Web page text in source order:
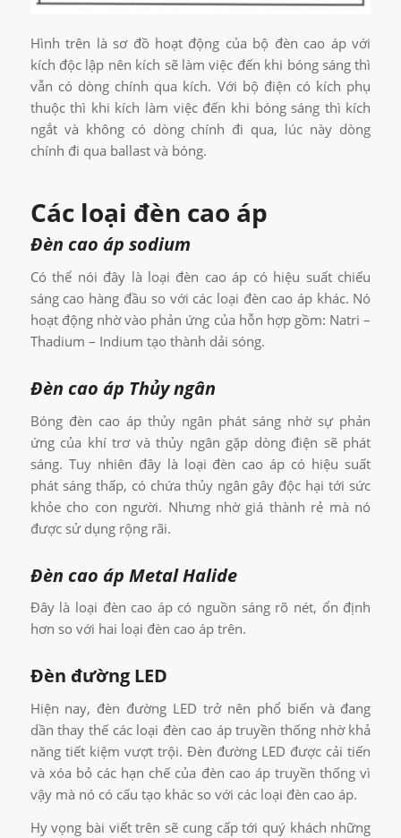
Hình trên là sơ đồ hoạt động của bộ đèn cao áp với
kích độc lập nên kích sẽ làm việc đến khi bóng sáng thì
vẫn có dòng chính qua kích. Với bộ điện có kích phụ
thuộc thì khi kích làm việc đến khi bóng sáng thì kích
ngắt và không có dòng chính đi qua, lúc này dòng
chính đi qua ballast và bóng.
Các loại đèn cao áp
Đèn cao áp sodium
Có thể nói đây là loại đèn cao áp có hiệu suất chiếu
sáng cao hàng đầu so với các loại đèn cao áp khác. Nó
hoạt động nhờ vào phản ứng của hỗn hợp gồm: Natri –
Thadium – Indium tạo thành dải sóng.
Đèn cao áp Thủy ngân
Bóng đèn cao áp thủy ngân phát sáng nhờ sự phản
ứng của khí trơ và thủy ngân gặp dòng điện sẽ phát
sáng. Tuy nhiên đây là loại đèn cao áp có hiệu suất
phát sáng thấp, có chứa thủy ngân gây độc hại tới sức
khỏe cho con người. Nhưng nhờ giá thành rẻ mà nó
được sử dụng rộng rãi.
Đèn cao áp Metal Halide
Đây là loại đèn cao áp có nguồn sáng rõ nét, ổn định
hơn so với hai loại đèn cao áp trên.
Đèn đường LED
Hiện nay, đèn đường LED trở nên phổ biến và đang
dần thay thế các loại đèn cao áp truyền thống nhờ khả
năng tiết kiệm vượt trội. Đèn đường LED được cải tiến
và xóa bỏ các hạn chế của đèn cao áp truyền thống vì
vậy mà nó có cấu tạo khác so với các loại đèn cao áp.
Hy vọng bài viết trên sẽ cung cấp tới quý khách những